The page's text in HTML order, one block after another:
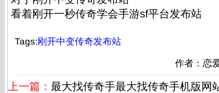
看着刚开一秒传奇学会手游sf平台发布站
Tags:刚开中变传奇发布站
作者：恋
上一篇： 最大找传奇手最大找传奇手机版网